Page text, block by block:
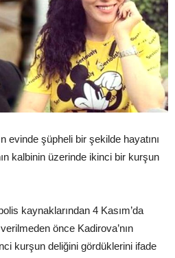
evinde şüpheli bir şekilde hayatını
kalbinin üzerinde ikinci bir kurşun
kaynaklarından 4 Kasım’da
önce Kadirova’nın
kurşun deliğini gördüklerini ifade